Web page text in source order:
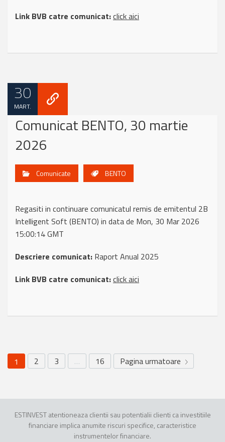
Link BVB catre comunicat:click aici
30
MART.
Comunicat BENTO, 30 martie
2026
Comunicate BENTO
Regasiti in continuare comunicatul remis de emitentul 2B
Intelligent Soft (BENTO) in data de Mon, 30 Mar 2026
15:00:14 GMT
Descriere comunicat: Raport Anual 2025
Link BVB catre comunicat:click aici
1 2 3 … 16 Pagina urmatoare
ESTINVEST atentioneaza clientii sau potentialii clienti ca investitiile
financiare implica anumite riscuri specifice, caracteristice
instrumentelor financiare.